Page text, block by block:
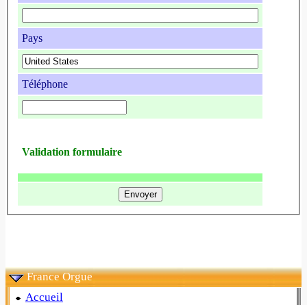
Pays
Téléphone
Validation formulaire
France Orgue
Accueil